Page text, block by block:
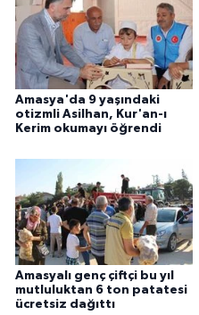
Amasya'da 9 yaşındaki
otizmli Asilhan, Kur'an-ı
Kerim okumayı öğrendi
Amasyalı genç çiftçi bu yıl
mutluluktan 6 ton patatesi
ücretsiz dağıttı